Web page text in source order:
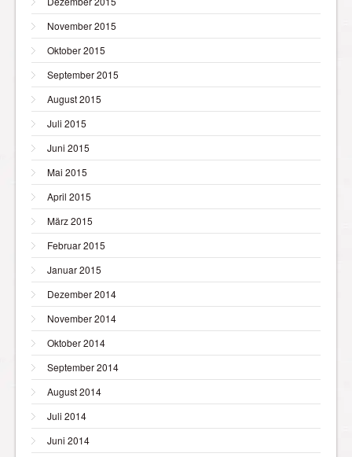
November 2015
Oktober 2015
September 2015
August 2015
Juli 2015
Juni 2015
Mai 2015
April 2015
März 2015
Februar 2015
Januar 2015
Dezember 2014
November 2014
Oktober 2014
September 2014
August 2014
Juli 2014
Juni 2014